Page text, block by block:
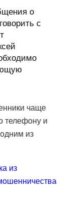
о
с
чаще
телефону и
из
из